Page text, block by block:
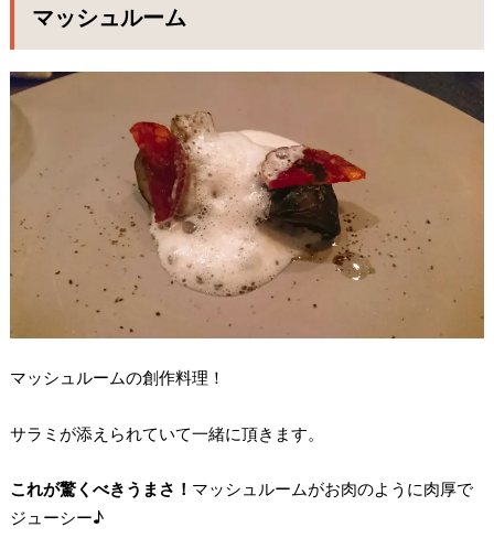
マッシュルーム
マッシュルームの創作料理！
サラミが添えられていて一緒に頂きます。
これが驚くべきうまさ！ マッシュルームがお肉のように肉厚で
ジューシー♪